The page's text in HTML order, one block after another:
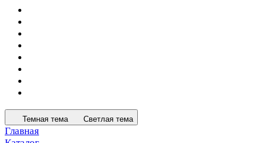
Темная тема Светлая тема
Главная